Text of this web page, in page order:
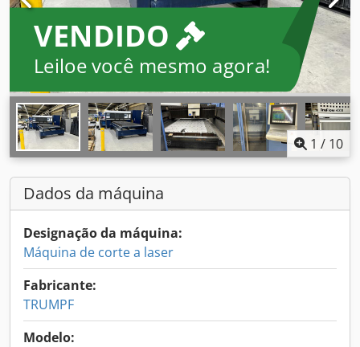
VENDIDO
Leiloe você mesmo agora!
1 / 10
Dados da máquina
Designação da máquina:
Máquina de corte a laser
Fabricante:
TRUMPF
Modelo: